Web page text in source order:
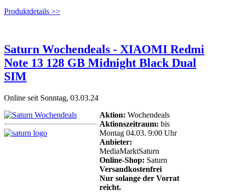
Produktdetails >>
Saturn Wochendeals - XIAOMI Redmi
Note 13 128 GB Midnight Black Dual
SIM
Online seit Sonntag, 03.03.24
Aktion: Wochendeals
Aktionszeitraum: bis
Montag 04.03. 9:00 Uhr
Anbieter:
MediaMarktSaturn
Online-Shop: Saturn
Versandkostenfrei
Nur solange der Vorrat
reicht.